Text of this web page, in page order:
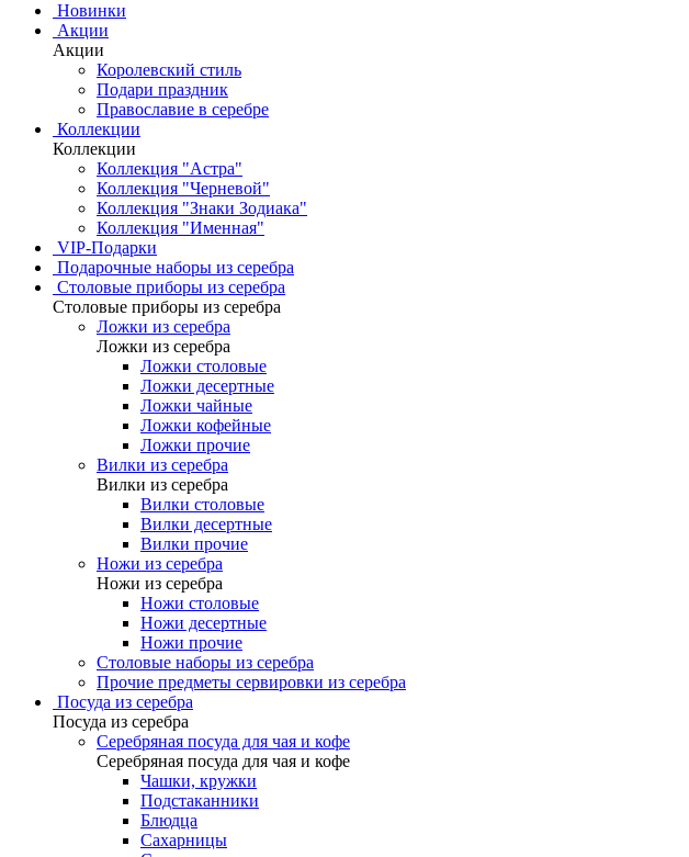
Новинки
Акции
Акции
Королевский стиль
Подари праздник
Православие в серебре
Коллекции
Коллекции
Коллекция "Астра"
Коллекция "Черневой"
Коллекция "Знаки Зодиака"
Коллекция "Именная"
VIP-Подарки
Подарочные наборы из серебра
Столовые приборы из серебра
Столовые приборы из серебра
Ложки из серебра
Ложки из серебра
Ложки столовые
Ложки десертные
Ложки чайные
Ложки кофейные
Ложки прочие
Вилки из серебра
Вилки из серебра
Вилки столовые
Вилки десертные
Вилки прочие
Ножи из серебра
Ножи из серебра
Ножи столовые
Ножи десертные
Ножи прочие
Столовые наборы из серебра
Прочие предметы сервировки из серебра
Посуда из серебра
Посуда из серебра
Серебряная посуда для чая и кофе
Серебряная посуда для чая и кофе
Чашки, кружки
Подстаканники
Блюдца
Сахарницы